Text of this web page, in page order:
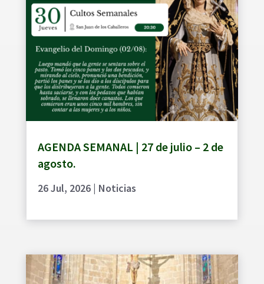
AGENDA SEMANAL | 27 de julio – 2 de
agosto.
26 Jul, 2026| Noticias